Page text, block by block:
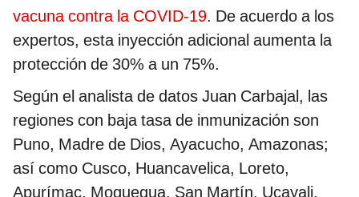
vacuna contra la COVID-19. De acuerdo a los
expertos, esta inyección adicional aumenta la
protección de 30% a un 75%.
Según el analista de datos Juan Carbajal, las
regiones con baja tasa de inmunización son
Puno, Madre de Dios, Ayacucho, Amazonas;
así como Cusco, Huancavelica, Loreto,
Apurímac, Moquegua, San Martín, Ucayali,